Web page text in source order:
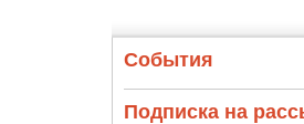
События
Подписка на